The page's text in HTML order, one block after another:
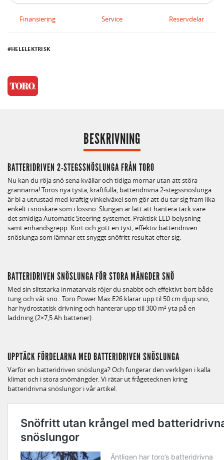
Finansiering Service Reservdelar
HELELEKTRISK
BESKRIVNING
BATTERIDRIVEN 2-STEGSSNÖSLUNGA FRÅN TORO
Nu kan du röja snö sena kvällar och tidiga mornar utan att störa
grannarna! Toros nya tysta, kraftfulla, batteridrivna 2-stegssnöslunga
är bl a utrustad med kraftig vinkelväxel som gör att du tar sig fram lika
enkelt i snöskare som i lössnö. Slungan är lätt att hantera tack vare
det smidiga Automatic Steering-systemet. Praktisk LED-belysning
samt enhandsgrepp. Kort och gott en tyst, effektiv batteridriven
snöslunga som lämnar ett snyggt snöfritt resultat efter sig.
BATTERIDRIVEN SNÖSLUNGA FÖR STORA MÄNGDER SNÖ
Med sin slitstarka inmatarvals röjer du snabbt och effektivt bort både
tung och våt snö. Toro Power Max E26 klarar upp til 50 cm djup snö,
har hydrostatisk drivning och hanterar upp till 300 m² yta på en
laddning (2×7,5 Ah batterier).
UPPTÄCK FÖRDELARNA MED BATTERIDRIVEN SNÖSLUNGA
Varför en batteridriven snöslunga? Och fungerar den verkligen i kalla
klimat och i stora snömängder. Vi rätar ut frågetecknen kring
batteridrivna snöslungor i vår artikel.